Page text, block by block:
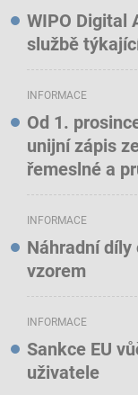
WIPO Digital
službě
INFORMACE
Od 1.
unijní zápis
řemeslné a
INFORMACE
Náhradní díly
vzorem
INFORMACE
Sankce EU
uživatele